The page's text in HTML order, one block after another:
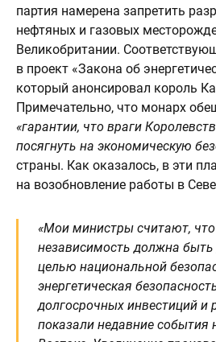
партия намерена запретить
нефтяных и газовых
Великобритании.
в проект «Закона об
который анонсировал король
Примечательно, что монарх
«гарантии, что враги
посягнуть на экономическую
страны. Как оказалось, в эти
на возобновление работы в
«Мои министры считают, что
независимость должна быть
целью национальной
энергетическая
долгосрочных инвестиций и
показали недавние